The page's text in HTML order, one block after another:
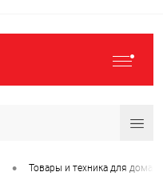
• Товары и техника для дома